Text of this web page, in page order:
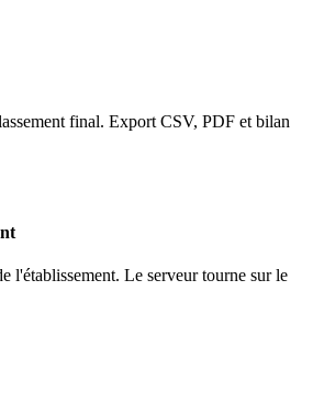
final. Export CSV, PDF et bilan
l'établissement. Le serveur tourne sur le